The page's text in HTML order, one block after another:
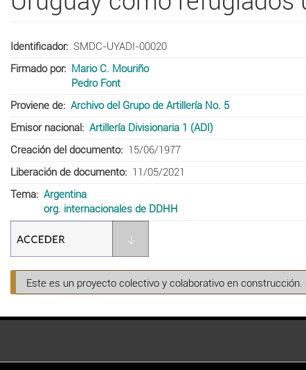
Identificador
SMDC-UYADI-00020
Firmado por
Mario C. Mouriño
Pedro Font
Proviene de
Archivo del Grupo de Artillería No. 5
Emisor nacional
Artillería Divisionaria 1 (ADI)
Creación del documento
15/06/1977
Liberación de documento
11/05/2021
Tema
Argentina
org. internacionales de DDHH
Este es un proyecto colectivo y colaborativo en